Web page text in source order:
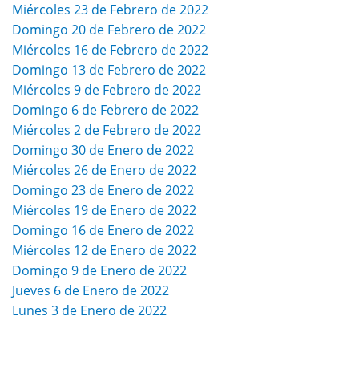
Miércoles 23 de Febrero de 2022
Domingo 20 de Febrero de 2022
Miércoles 16 de Febrero de 2022
Domingo 13 de Febrero de 2022
Miércoles 9 de Febrero de 2022
Domingo 6 de Febrero de 2022
Miércoles 2 de Febrero de 2022
Domingo 30 de Enero de 2022
Miércoles 26 de Enero de 2022
Domingo 23 de Enero de 2022
Miércoles 19 de Enero de 2022
Domingo 16 de Enero de 2022
Miércoles 12 de Enero de 2022
Domingo 9 de Enero de 2022
Jueves 6 de Enero de 2022
Lunes 3 de Enero de 2022